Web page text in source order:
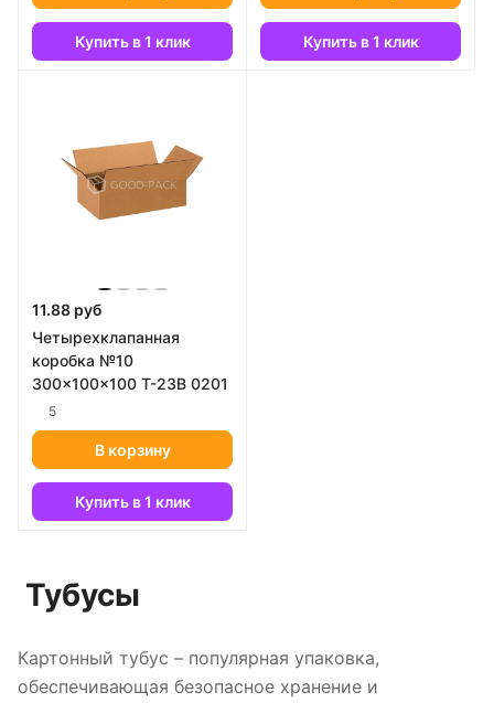
Купить в 1 клик Купить в 1 клик
11.88 руб
Четырехклапанная
коробка №10
300x100x100 Т-23В 0201
5
В корзину
Купить в 1 клик
Тубусы
Картонный тубус – популярная упаковка,
обеспечивающая безопасное хранение и